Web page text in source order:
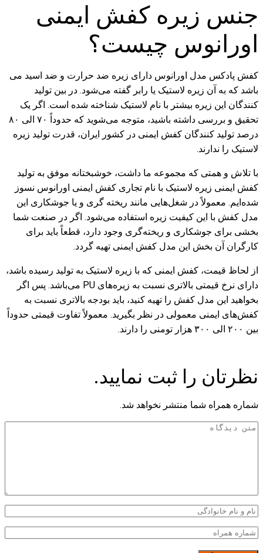
جنس زیره کفش ایمنی
اورانوس چیست؟
کفش پادکس مدل اورانوس دارای زیره ضد حرارت و ضد اسید می‌
باشد که به آن زیره لاستیک یا رابر گفته می‌شود. در بین تولید
کنندگان این زیره بیشتر با نام لاستیک شناخته شده است. اگر یک
تحقیق و بررسی داشته باشید، متوجه می‌شوید که حدوداً ۷۰ الی ۸۰
درصد تولید کنندگان کفش ایمنی در کشور ایران، قدرت تولید زیره
لاستیک را ندارند.
با تلاش و همتی که مجموعه ما داشت، خوشبختانه موفق به تولید
کفش ایمنی زیره لاستیک با نام تجاری کفش ایمنی اورانوس نسوز
شده‌ایم. معمولاً در شغل‌هایی مانند ریخته گری و یا جوشکاری این
مدل کفش با این کیفیت زیره استفاده می‌شود. اگر در صنعت شما
بخشی برای جوشکاری و ریخته‌گری وجود دارد، قطعاً باید برای
کارگران آن بخش این مدل کفش ایمنی تهیه گردد.
از لحاظ قیمت، کفش ایمنی که با زیره لاستیک به تولید رسیده باشد،
دارای نرخ قیمتی بالاتری نسبت به زیره‌های PU می‌باشد. پس اگر
بخواهید این مدل کفش را تهیه کنید، باید بودجه بالاتری نسبت به
کفش‌های ایمنی معمولی در نظر بگیرید. معمولاً تفاوت قیمتی حدوداً
بین ۲۰۰ الی ۳۰۰ هزار تومنی را دارند.
نظرتان را ثبت نمایید.
شماره همراه شما منتشر نخواهد شد.